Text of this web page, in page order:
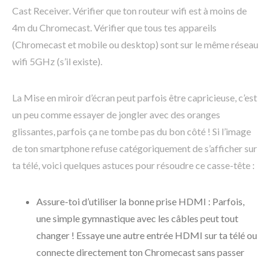
Cast Receiver. Vérifier que ton routeur wifi est à moins de
4m du Chromecast. Vérifier que tous tes appareils
(Chromecast et mobile ou desktop) sont sur le même réseau
wifi 5GHz (s’il existe).
La Mise en miroir d’écran peut parfois être capricieuse, c’est
un peu comme essayer de jongler avec des oranges
glissantes, parfois ça ne tombe pas du bon côté ! Si l’image
de ton smartphone refuse catégoriquement de s’afficher sur
ta télé, voici quelques astuces pour résoudre ce casse-tête :
Assure-toi d’utiliser la bonne prise HDMI : Parfois,
une simple gymnastique avec les câbles peut tout
changer ! Essaye une autre entrée HDMI sur ta télé ou
connecte directement ton Chromecast sans passer